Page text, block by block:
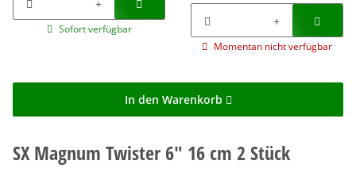
Sofort verfügbar
Momentan nicht verfügbar
In den Warenkorb
SX Magnum Twister 6" 16 cm 2 Stück